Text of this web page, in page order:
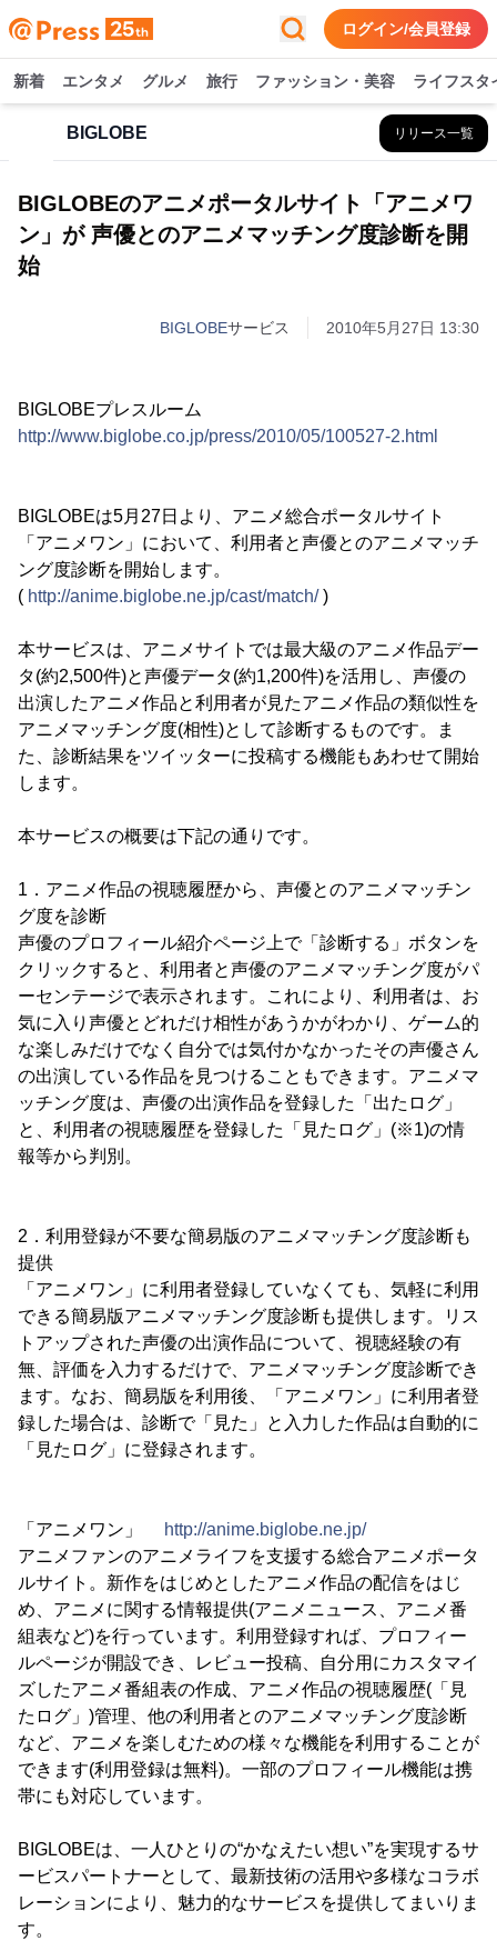
ログイン/会員登録
新着 エンタメ グルメ 旅行 ファッション・美容 ライフスタ
BIGLOBE リリース一覧
BIGLOBEのアニメポータルサイト「アニメワ
ン」が 声優とのアニメマッチング度診断を開
始
BIGLOBEサービス 2010年5月27日 13:30
BIGLOBEプレスルーム
http://www.biglobe.co.jp/press/2010/05/100527-2.html
BIGLOBEは5月27日より、アニメ総合ポータルサイト
「アニメワン」において、利用者と声優とのアニメマッチ
ング度診断を開始します。
( http://anime.biglobe.ne.jp/cast/match/)
本サービスは、アニメサイトでは最大級のアニメ作品デー
タ(約2,500件)と声優データ(約1,200件)を活用し、声優の
出演したアニメ作品と利用者が見たアニメ作品の類似性を
アニメマッチング度(相性)として診断するものです。ま
た、診断結果をツイッターに投稿する機能もあわせて開始
します。
本サービスの概要は下記の通りです。
1．アニメ作品の視聴履歴から、声優とのアニメマッチン
グ度を診断
声優のプロフィール紹介ページ上で「診断する」ボタンを
クリックすると、利用者と声優のアニメマッチング度がパ
ーセンテージで表示されます。これにより、利用者は、お
気に入り声優とどれだけ相性があうかがわかり、ゲーム的
な楽しみだけでなく自分では気付かなかったその声優さん
の出演している作品を見つけることもできます。アニメマ
ッチング度は、声優の出演作品を登録した「出たログ」
と、利用者の視聴履歴を登録した「見たログ」(※1)の情
報等から判別。
2．利用登録が不要な簡易版のアニメマッチング度診断も
提供
「アニメワン」に利用者登録していなくても、気軽に利用
できる簡易版アニメマッチング度診断も提供します。リス
トアップされた声優の出演作品について、視聴経験の有
無、評価を入力するだけで、アニメマッチング度診断でき
ます。なお、簡易版を利用後、「アニメワン」に利用者登
録した場合は、診断で「見た」と入力した作品は自動的に
「見たログ」に登録されます。
「アニメワン」
http://anime.biglobe.ne.jp/
アニメファンのアニメライフを支援する総合アニメポータ
ルサイト。新作をはじめとしたアニメ作品の配信をはじ
め、アニメに関する情報提供(アニメニュース、アニメ番
組表など)を行っています。利用登録すれば、プロフィー
ルページが開設でき、レビュー投稿、自分用にカスタマイ
ズしたアニメ番組表の作成、アニメ作品の視聴履歴(「見
たログ」)管理、他の利用者とのアニメマッチング度診断
など、アニメを楽しむための様々な機能を利用することが
できます(利用登録は無料)。一部のプロフィール機能は携
帯にも対応しています。
BIGLOBEは、一人ひとりの“かなえたい想い”を実現するサ
ービスパートナーとして、最新技術の活用や多様なコラボ
レーションにより、魅力的なサービスを提供してまいりま
す。